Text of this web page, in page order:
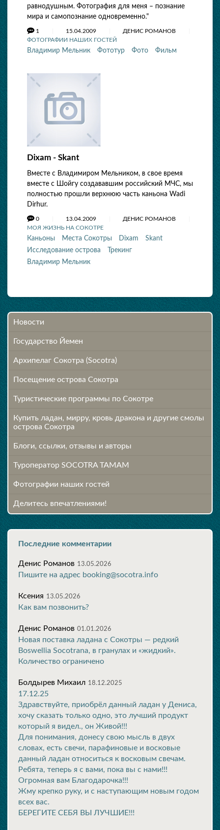
равнодушным. Фотография для меня – познание
мира и самопознание одновременно."
1 15.04.2009
ДЕНИС РОМАНОВ
ФОТОГРАФИИ НАШИХ ГОСТЕЙ
Владимир Мельник Фототур Фото Фильм
Dixam - Skant
Вместе c Владимиром Мельником, в свое время
вместе с Шойгу создававшим российский MЧС, мы
полностью прошли верхнюю часть каньона Wadi
Dirhur.
0 13.04.2009
ДЕНИС РОМАНОВ
МОЯ ЖИЗНЬ НА СОКОТРЕ
Каньоны Места Сокотры Dixam
Skant
Исследование острова
Трекинг
Владимир Мельник
Новости
Государство Йемен
Архипелаг Сокотра (Socotra)
Посещение острова Cокотра
Туристические программы по Сокотре
Купить ладан, мирру, кровь дракона и другие смолы
острова Сокотра
Блоги, ссылки, отзывы и авторы
Туроператор SOCOTRA TAMAM
Фотографии наших гостей
Делитесь впечатлениями!
Последние комментарии
Денис Романов 13.05.2026
Пишите на адрес booking@socotra.info
Ксения 13.05.2026
Как вам позвонить?
Денис Романов 01.01.2026
Новая поставка ладана с Сокотры — редкий
Boswellia Socotrana, в гранулах и «жидкий».
Количество ограничено
Болдырев Михаил 18.12.2025
17.12.25
Здравствуйте, приобрёл данный ладан у Дениса,
хочу сказать только одно, это лучший продукт
который я видел., он Живой!!!
Для понимания, донесу свою мысль в двух
словах, есть свечи, парафиновые и восковые
данный ладан относиться к восковым свечам.
Ребята, теперь я с вами, пока вы с нами!!!
Огромная вам Благодарочка!!!
Жму крепко руку, и с наступающим новым годом
всех вас.
БЕРЕГИТЕ СЕБЯ ВЫ ЛУЧШИЕ!!!